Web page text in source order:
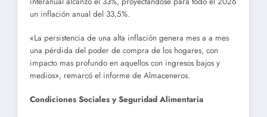
un inflación anual del 33,5%.
«La persistencia de una alta inflación genera mes a a mes
una pérdida del poder de compra de los hogares, con
impacto mas profundo en aquellos con ingresos bajos y
medios», remarcó el informe de Almaceneros.
Condiciones Sociales y Seguridad Alimentaria